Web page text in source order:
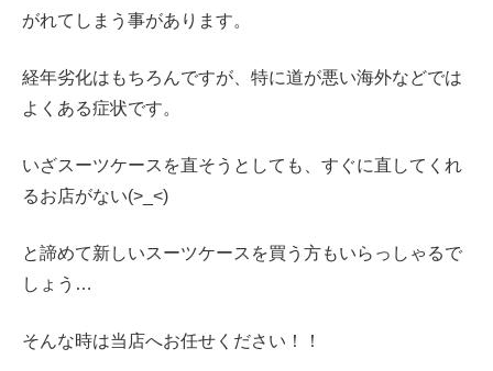
がれてしまう事があります。
経年劣化はもちろんですが、特に道が悪い海外などでは
よくある症状です。
いざスーツケースを直そうとしても、すぐに直してくれ
るお店がない(>_<)
と諦めて新しいスーツケースを買う方もいらっしゃるで
しょう…
そんな時は当店へお任せください！！